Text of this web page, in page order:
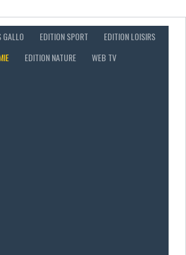
GALLO EDITION SPORT
EDITION LOISIRS
EDITION NATURE WEB TV